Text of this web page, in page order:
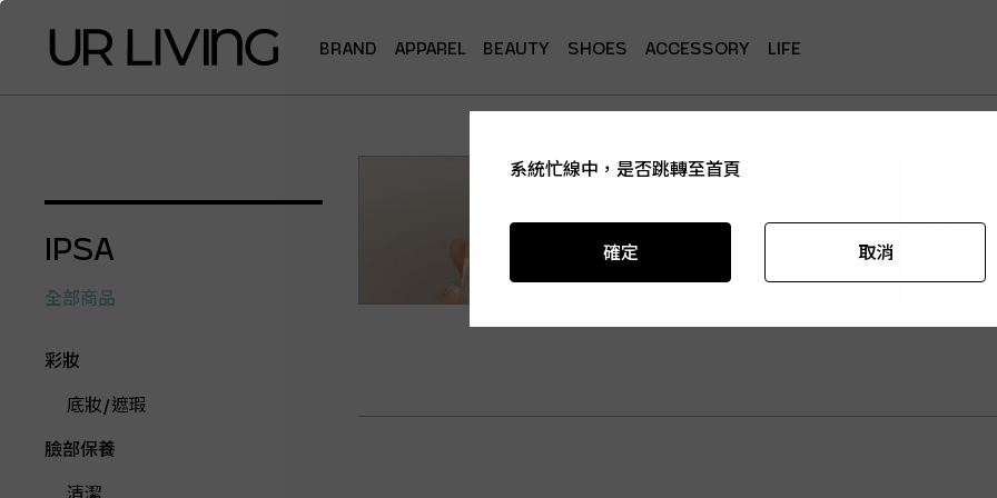
BRAND APPAREL BEAUTY SHOES ACCESSORY LIFE
IPSA
全部商品
彩妝
底妝/遮瑕
臉部保養
清潔
IPSA
系統忙線中，是否跳轉至首頁
確定 取消
系統忙線中，是否跳轉至首頁
確定 取消
系統忙線中，是否跳轉至首頁
確定 取消
系統忙線中，是否跳轉至首頁
確定 取消
系統忙線中，是否跳轉至首頁
確定 取消